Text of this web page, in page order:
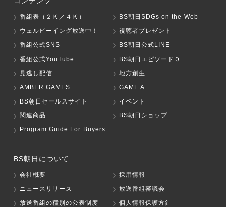
番組表（２Ｋ／４Ｋ）
BS朝日SDGs on the Web
ウェルビーイング放送中！
視聴者プレゼント
番組公式SNS
BS朝日公式LINE
番組公式YouTube
BS朝日エピソード０
見逃し配信
地方創生
AMBER GAMES
GAME A
BS朝日セールスサイト
イベント
関連商品
BS朝日ショップ
Program Guide For Buyers
BS朝日について
会社概要
採用情報
ニュースリリース
放送番組審議会
放送番組の種別の公表制度
個人情報保護方針